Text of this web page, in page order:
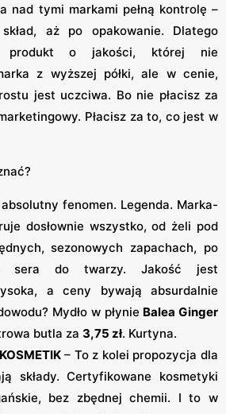
nad tymi markami pełną kontrolę –
aż po opakowanie. Dlatego
produkt o jakości, której nie
z wyższej półki, ale w cenie,
jest uczciwa. Bo nie płacisz za
Płacisz za to, co jest w
fenomen. Legenda. Marka-
dosłownie wszystko, od żeli pod
sezonowych zapachach, po
sera do twarzy. Jakość jest
a ceny bywają absurdalnie
Mydło w płynie Balea Ginger
butla za 3,75 zł. Kurtyna.
– To z kolei propozycja dla
składy. Certyfikowane kosmetyki
bez zbędnej chemii. I to w